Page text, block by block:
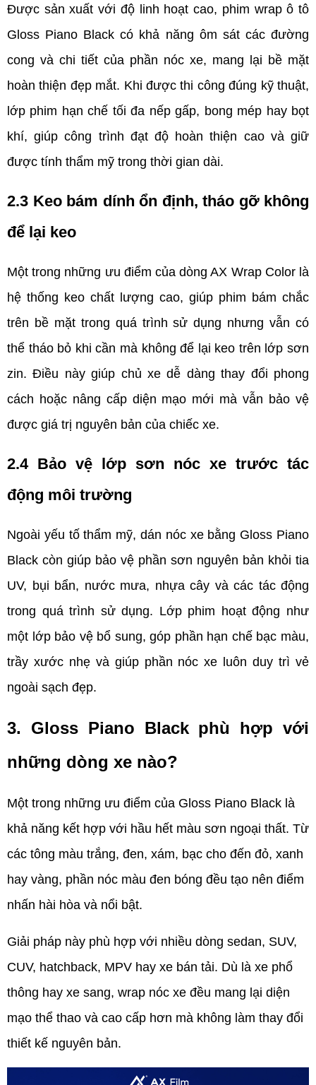
Được sản xuất với độ linh hoạt cao, phim wrap ô tô
Gloss Piano Black có khả năng ôm sát các đường
cong và chi tiết của phần nóc xe, mang lại bề mặt
hoàn thiện đẹp mắt. Khi được thi công đúng kỹ thuật,
lớp phim hạn chế tối đa nếp gấp, bong mép hay bọt
khí, giúp công trình đạt độ hoàn thiện cao và giữ
được tính thẩm mỹ trong thời gian dài.
2.3 Keo bám dính ổn định, tháo gỡ không
để lại keo
Một trong những ưu điểm của dòng AX Wrap Color là
hệ thống keo chất lượng cao, giúp phim bám chắc
trên bề mặt trong quá trình sử dụng nhưng vẫn có
thể tháo bỏ khi cần mà không để lại keo trên lớp sơn
zin. Điều này giúp chủ xe dễ dàng thay đổi phong
cách hoặc nâng cấp diện mạo mới mà vẫn bảo vệ
được giá trị nguyên bản của chiếc xe.
2.4 Bảo vệ lớp sơn nóc xe trước tác
động môi trường
Ngoài yếu tố thẩm mỹ, dán nóc xe bằng Gloss Piano
Black còn giúp bảo vệ phần sơn nguyên bản khỏi tia
UV, bụi bẩn, nước mưa, nhựa cây và các tác động
trong quá trình sử dụng. Lớp phim hoạt động như
một lớp bảo vệ bổ sung, góp phần hạn chế bạc màu,
trầy xước nhẹ và giúp phần nóc xe luôn duy trì vẻ
ngoài sạch đẹp.
3. Gloss Piano Black phù hợp với
những dòng xe nào?
Một trong những ưu điểm của Gloss Piano Black là
khả năng kết hợp với hầu hết màu sơn ngoại thất. Từ
các tông màu trắng, đen, xám, bạc cho đến đỏ, xanh
hay vàng, phần nóc màu đen bóng đều tạo nên điểm
nhấn hài hòa và nổi bật.
Giải pháp này phù hợp với nhiều dòng sedan, SUV,
CUV, hatchback, MPV hay xe bán tải. Dù là xe phổ
thông hay xe sang, wrap nóc xe đều mang lại diện
mạo thể thao và cao cấp hơn mà không làm thay đổi
thiết kế nguyên bản.